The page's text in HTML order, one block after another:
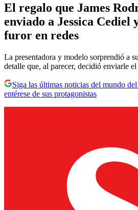
El regalo que James
enviado a Jessica Cediel
furor en redes
La presentadora y modelo sorprendió a
detalle que, al parecer, decidió enviarle
Siga las últimas noticias del mundo
entérese de sus protagonistas